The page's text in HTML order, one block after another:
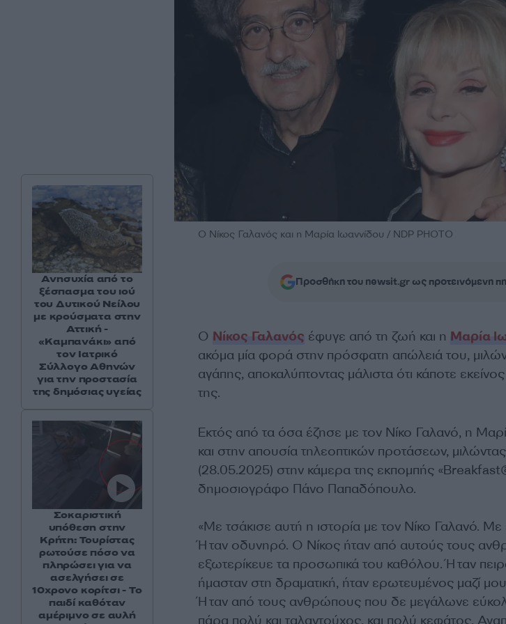
Ο Νίκος Γαλανός και η Μαρία Ιωαννίδου / NDP PHOTO
Προσθήκη του newsit.gr ως προτεινόμενη
Ο Νίκος Γαλανός έφυγε από τη ζωή και η Μαρία
ακόμα μία φορά στην πρόσφατη απώλειά του,
αγάπης, αποκαλύπτοντας μάλιστα ότι κάποτε
της.
Εκτός από τα όσα έζησε με τον Νίκο Γαλανό, η
και στην απουσία τηλεοπτικών προτάσεων,
(28.05.2025) στην κάμερα της εκπομπής
δημοσιογράφο Πάνο Παπαδόπουλο.
«Με τσάκισε αυτή η ιστορία με τον Νίκο Γαλανό.
Ήταν οδυνηρό. Ο Νίκος ήταν από αυτούς τους
εξωτερίκευε τα προσωπικά του καθόλου. Ήταν
ήμασταν στη δραματική, ήταν ερωτευμένος μαζί
Ήταν από τους ανθρώπους που δε μεγάλωνε
πάρα πολύ και ταλαντούχος, και πολύ κεφάτος.
Ανησυχία από το
ξέσπασμα του ιού
του Δυτικού Νείλου
με κρούσματα στην
Αττική -
«Καμπανάκι» από
τον Ιατρικό
Σύλλογο Αθηνών
για την προστασία
της δημόσιας υγείας
Σοκαριστική
υπόθεση στην
Κρήτη: Τουρίστας
ρωτούσε πόσο να
πληρώσει για να
ασελγήσει σε
10χρονο κορίτσι - Το
παιδί καθόταν
αμέριμνο σε αυλή